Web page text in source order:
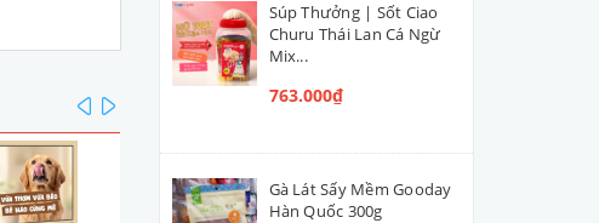
prev
Súp Thưởng | Sốt Ciao
Churu Thái Lan Cá Ngừ
Mix...
763.000₫
Gà Lát Sấy Mềm Gooday
Hàn Quốc 300g